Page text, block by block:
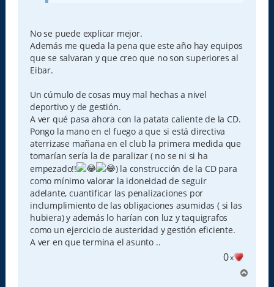
No se puede explicar mejor.
Además me queda la pena que este año hay equipos
que se salvaran y que creo que no son superiores al
Eibar.
Un cúmulo de cosas muy mal hechas a nivel
deportivo y de gestión.
A ver qué pasa ahora con la patata caliente de la CD.
Pongo la mano en el fuego a que si está directiva
aterrizase mañana en el club la primera medida que
tomarían sería la de paralizar ( no se ni si ha
empezado!!
) la construcción de la CD para
como mínimo valorar la idoneidad de seguir
adelante, cuantificar las penalizaciones por
inclumplimiento de las obligaciones asumidas ( si las
hubiera) y además lo harían con luz y taquigrafos
como un ejercicio de austeridad y gestión eficiente.
A ver en que termina el asunto ..
0x